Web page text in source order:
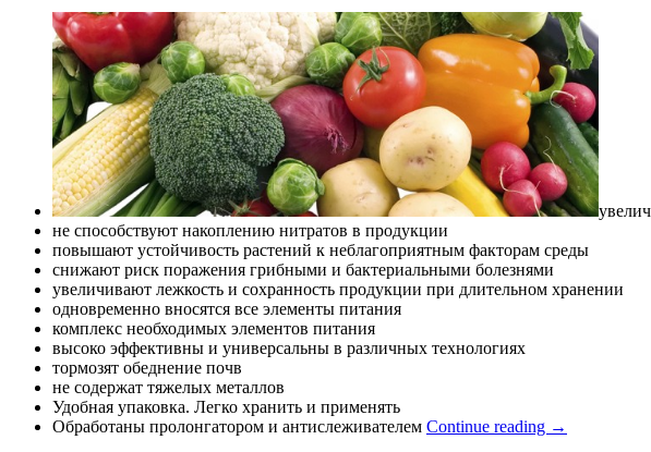
не способствуют накоплению нитратов в продукции
повышают устойчивость растений к неблагоприятным факторам среды
снижают риск поражения грибными и бактериальными болезнями
увеличивают лежкость и сохранность продукции при длительном хранении
одновременно вносятся все элементы питания
комплекс необходимых элементов питания
высоко эффективны и универсальны в различных технологиях
тормозят обеднение почв
не содержат тяжелых металлов
Удобная упаковка. Легко хранить и применять
Обработаны пролонгатором и антислеживателем Continue reading →